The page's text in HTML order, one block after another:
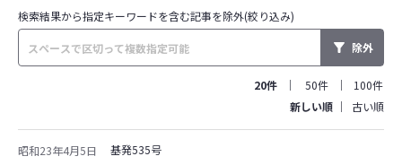
検索結果から指定キーワードを含む記事を除外(絞り込み)
除外
20件 50件
100件
新しい順
古い順
昭和23年4月5日
基発535号